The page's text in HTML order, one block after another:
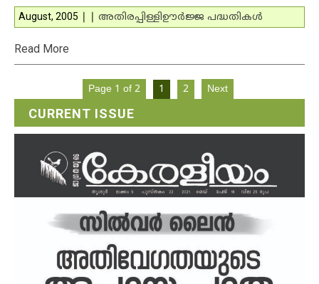
August, 2005 അതിരപ്പിള്ളിഊര്‍ജ്ജ പദ്ധതികള്‍
Read More
Page 1 of 2 1 2 Next
CURRENT ISSUE